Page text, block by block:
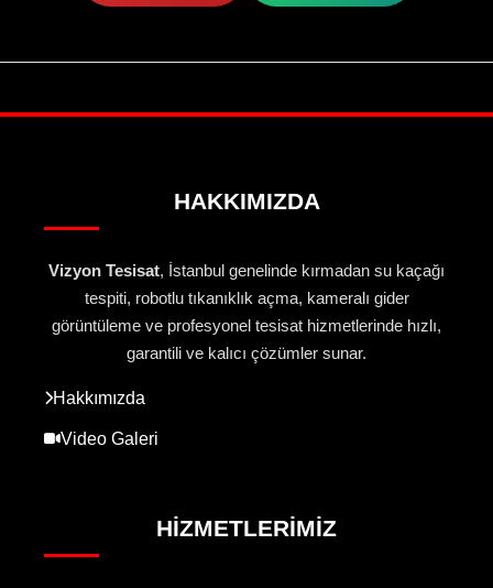
HAKKIMIZDA
Vizyon Tesisat, İstanbul genelinde kırmadan su kaçağı
tespiti, robotlu tıkanıklık açma, kameralı gider
görüntüleme ve profesyonel tesisat hizmetlerinde hızlı,
garantili ve kalıcı çözümler sunar.
Hakkımızda
Video Galeri
HIZMETLERIMIZ